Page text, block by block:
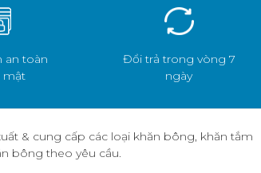
an toàn
mật
Đổi trả trong vòng 7
ngày
& cung cấp các loại khăn bông, khăn tắm
bông theo yêu cầu.